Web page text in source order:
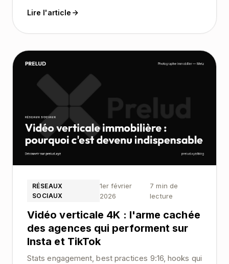
Lire l'article
RÉSEAUX
SOCIAUX
1er février
2026
7 min de
lecture
Vidéo verticale 4K : l'arme cachée
des agences qui performent sur
Insta et TikTok
Stats engagement, best practices 9:16, hooks qui